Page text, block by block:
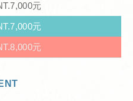
元
元
元